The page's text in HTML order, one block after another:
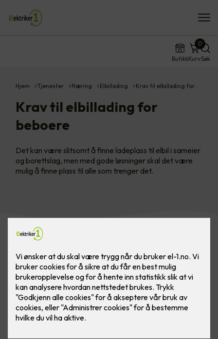
ButikkKurv
0
Søk
Hjem Tjenester Næring Elbillading Krav til elbillading for…
Krav til elbillading for
beboere
Det kan være slitsomt å finne ladeplass til elbil i sameier
og borettslag, men med gode løsninger skal det være
mulig å finne plass til alle som trenger det.